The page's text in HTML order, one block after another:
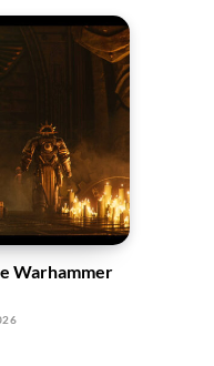
Warhammer